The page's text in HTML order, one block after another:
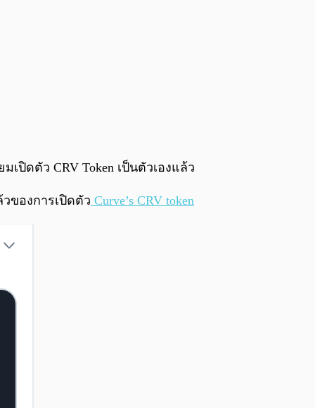
เปิดตัว CRV Token เป็นตัวเองแล้ว
ของการเปิดตัว Curve’s CRV token